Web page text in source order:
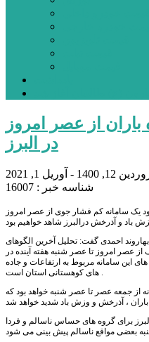
از عصر امروز
در البرز
1400 - آوریل 1, 2021
شناسه خبر : 16007
یک سامانه کم فشار جوی از عصر امروز
احمدی گفت: تحلیل آخرین الگوهای
عصر امروز تا عصر شنبه هفته آینده در
این سامانه مربوط به ارتفاعات و جاده
های کوهستانی استان است .
از جمعه عصر تا عصر شنبه خواهد بود که
برای گروه های حساس ناسالم و فردا